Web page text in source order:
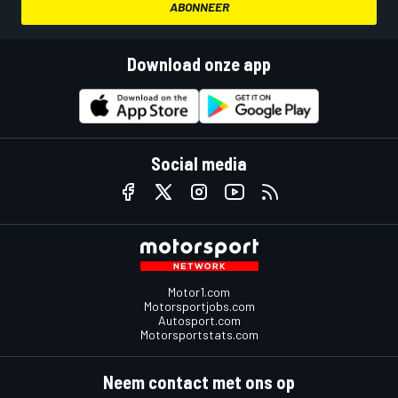
ABONNEER
Download onze app
Social media
Motor1.com
Motorsportjobs.com
Autosport.com
Motorsportstats.com
Neem contact met ons op